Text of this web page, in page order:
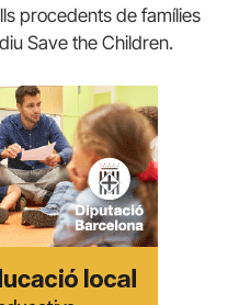
procedents de famílies
Save the Children.